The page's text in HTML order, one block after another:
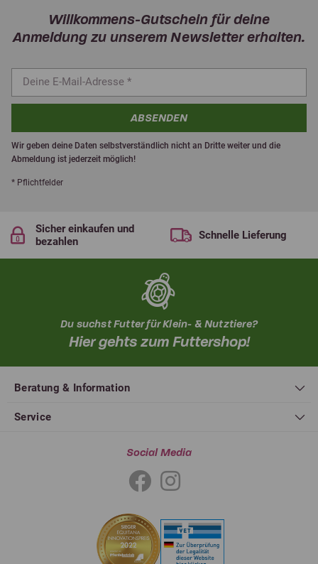
Willkommens-Gutschein für deine
Anmeldung zu unserem Newsletter erhalten.
ABSENDEN
Wir geben deine Daten selbstverständlich nicht an Dritte weiter und die
Abmeldung ist jederzeit möglich!
* Pflichtfelder
Sicher einkaufen und
bezahlen
Schnelle Lieferung
Du suchst Futter für Klein- & Nutztiere?
Hier gehts zum Futtershop!
Beratung & Information
Service
Social Media